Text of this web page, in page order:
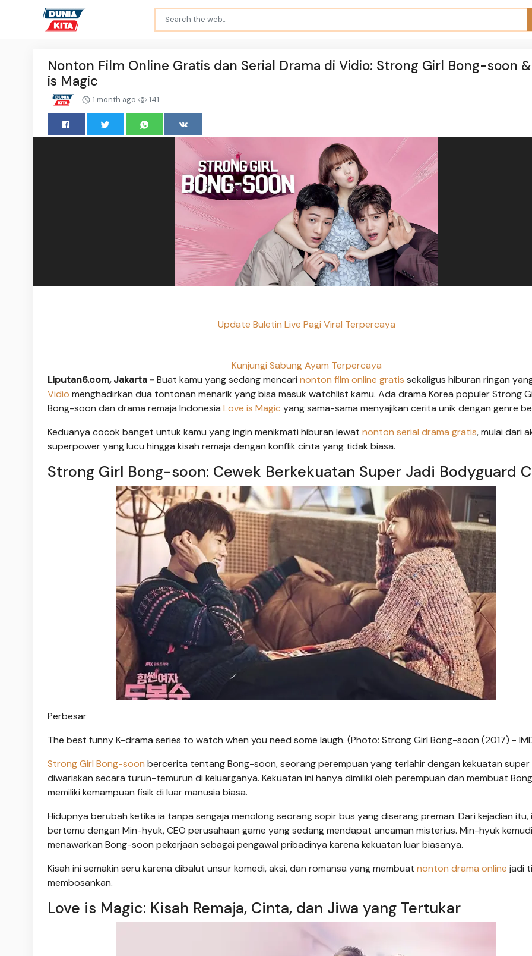
Nonton Film Online Gratis dan Serial Drama di Vidio: Strong Girl Bong-soon
is Magic
1 month ago 141
Update Buletin Live Pagi Viral Terpercaya
Kunjungi Sabung Ayam Terpercaya
Liputan6.com, Jakarta -Buat kamu yang sedang mencari nonton film online gratis sekaligus hiburan ringan
Vidio menghadirkan dua tontonan menarik yang bisa masuk watchlist kamu. Ada drama Korea populer Strong
Bong-soon dan drama remaja Indonesia Love is Magic yang sama-sama menyajikan cerita unik dengan genre
Keduanya cocok banget untuk kamu yang ingin menikmati hiburan lewat nonton serial drama gratis, mulai dari
superpower yang lucu hingga kisah remaja dengan konflik cinta yang tidak biasa.
Strong Girl Bong-soon: Cewek Berkekuatan Super Jadi Bodyguard
Perbesar
The best funny K-drama series to watch when you need some laugh. (Photo: Strong Girl Bong-soon (2017) -
Strong Girl Bong-soon bercerita tentang Bong-soon, seorang perempuan yang terlahir dengan kekuatan super
diwariskan secara turun-temurun di keluarganya. Kekuatan ini hanya dimiliki oleh perempuan dan membuat
memiliki kemampuan fisik di luar manusia biasa.
Hidupnya berubah ketika ia tanpa sengaja menolong seorang sopir bus yang diserang preman. Dari kejadian itu,
bertemu dengan Min-hyuk, CEO perusahaan game yang sedang mendapat ancaman misterius. Min-hyuk
menawarkan Bong-soon pekerjaan sebagai pengawal pribadinya karena kekuatan luar biasanya.
Kisah ini semakin seru karena dibalut unsur komedi, aksi, dan romansa yang membuat nonton drama online jadi
membosankan.
Love is Magic: Kisah Remaja, Cinta, dan Jiwa yang Tertukar